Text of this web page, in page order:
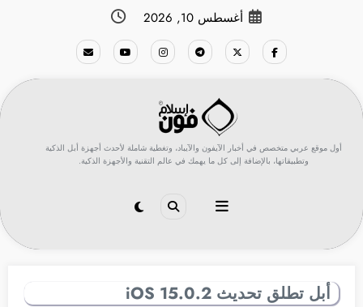
أغسطس 10, 2026
أول موقع عربي متخصص في أخبار الآيفون والآيباد، وتغطية شاملة لأحدث أجهزة أبل الذكية
وتطبيقاتها، بالإضافة إلى كل ما يهمك في عالم التقنية والأجهزة الذكية.
أبل تطلق تحديث 15.0.2 iOS